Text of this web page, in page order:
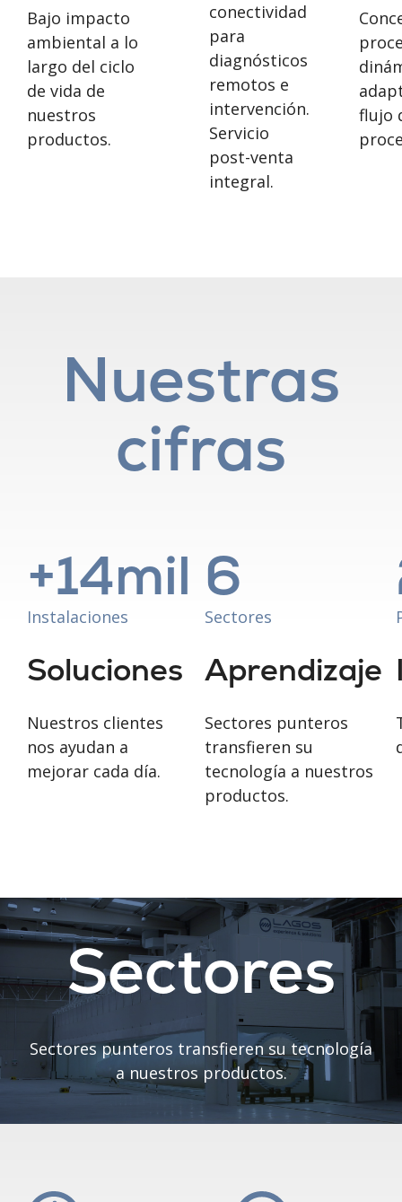
Bajo impacto
ambiental a lo
largo del ciclo
de vida de
nuestros
productos.
conectividad
para
diagnósticos
remotos e
intervención.
Servicio
post-venta
integral.
flujo
Nuestras
cifras
+14mil
Instalaciones
Soluciones
Nuestros clientes
nos ayudan a
mejorar cada día.
6
Sectores
Aprendizaje
Sectores punteros
transfieren su
tecnología a nuestros
productos.
Sectores
Sectores punteros transfieren su tecnología
a nuestros productos.